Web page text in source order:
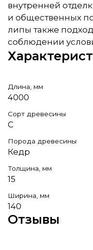
внутренней
и общественных
липы также
соблюдении
Длина, мм
4000
Сорт древесины
С
Порода древесины
Кедр
Толщина, мм
15
Ширина, мм
140
Отзывы